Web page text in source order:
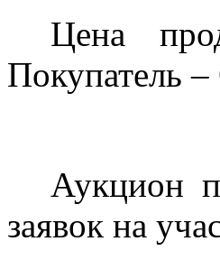
Цена
Покупатель
Аукцион
заявок на